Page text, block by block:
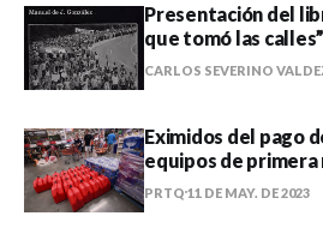
Presentación del
que tomó las calles”
CARLOS SEVERINO
Eximidos del pago
equipos de primera
PRTQ 11 DE MAY. DE 2023